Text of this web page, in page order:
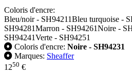
Coloris d'encre:
Bleu/noir - SH94211Bleu turquoise -
SH94281Marron - SH94261Noire -
SH94241Verte - SH94251
Coloris d'encre: Noire - SH94231
Marques: Sheaffer
1250 €